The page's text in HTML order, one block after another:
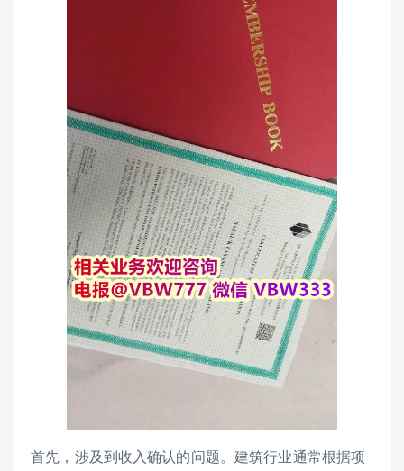
首先，涉及到收入确认的问题。建筑行业通常根据项